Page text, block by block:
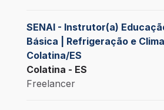
SENAI - Instrutor(a)
Básica | Refrigeração e
Colatina/ES
Colatina - ES
Freelancer